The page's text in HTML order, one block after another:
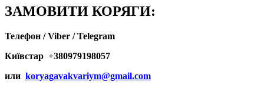
ЗАМОВИТИ КОРЯГИ:
Телефон / Viber / Telegram
Київстар +380979198057
или koryagavakvariym@gmail.com